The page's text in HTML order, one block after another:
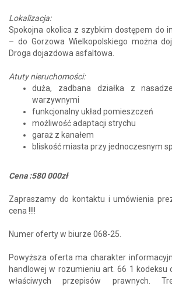
Lokalizacja:
Spokojna okolica z szybkim dostępem do
– do Gorzowa Wielkopolskiego można
Droga dojazdowa asfaltowa.
Atuty nieruchomości:
duża, zadbana działka z
warzywnymi
funkcjonalny układ pomieszczeń
możliwość adaptacji strychu
garaż z kanałem
bliskość miasta przy jednoczesnym
Cena :580000zł
Zapraszamy do kontaktu i umówienia
cena !!!!
Numer oferty w biurze 068-25.
Powyższa oferta ma charakter
handlowej w rozumieniu art. 66 1 kodeksu
właściwych przepisów prawnych.